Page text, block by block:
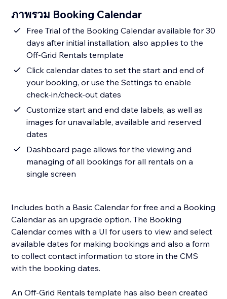
ภาพรวม Booking Calendar
Free Trial of the Booking Calendar available for 30
days after initial installation, also applies to the
Off-Grid Rentals template
Click calendar dates to set the start and end of
your booking, or use the Settings to enable
check-in/check-out dates
Customize start and end date labels, as well as
images for unavailable, available and reserved
dates
Dashboard page allows for the viewing and
managing of all bookings for all rentals on a
single screen
Includes both a Basic Calendar for free and a Booking
Calendar as an upgrade option. The Booking
Calendar comes with a UI for users to view and select
available dates for making bookings and also a form
to collect contact information to store in the CMS
with the booking dates.
An Off-Grid Rentals template has also been created